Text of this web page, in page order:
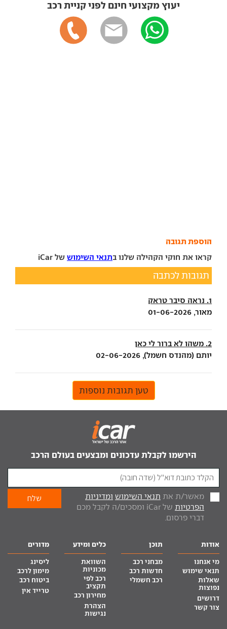
יעוץ מקצועי חינם לפני קניית רכב
הוספת תגובה
קראו את חוקי הקהילה שלנו בתנאי השימוש של iCar
תגובות לכתבה
1. נראה סיבר טראק
מאור, 01-06-2026
2. משהו לא ברור לי כאן
יותם (מהנדס חשמל), 02-06-2026
טען תגובות נוספות
הירשמו לקבלת עדכונים ומבצעים בעולם הרכב
מאשר/ת את תנאי השימוש ומדיניות
הפרטיות
של iCar ומסכים/ה לקבל מכם
דברי פרסום.
אודות
מי אנחנו
תנאי שימוש
שאלות
נפוצות
דרושים
צור קשר
תוכן
מבחני רכב
חדשות רכב
רכב חשמלי
כלים ומידע
השוואת
מכוניות
רכב לפי
תקציב
מחירון רכב
הצהרת
נגישות
מדורים
ליסינג
מימון לרכב
ביטוח רכב
טרייד אין